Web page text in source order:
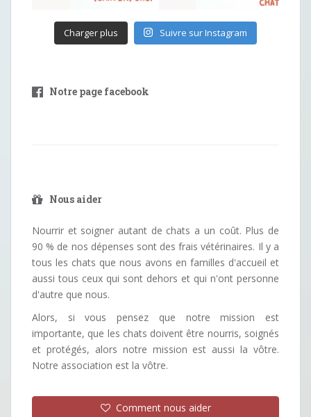
Charger plus Suivre sur Instagram
Notre page facebook
Nous aider
Nourrir et soigner autant de chats a un coût. Plus de
90 % de nos dépenses sont des frais vétérinaires. Il y a
tous les chats que nous avons en familles d'accueil et
aussi tous ceux qui sont dehors et qui n'ont personne
d'autre que nous.
Alors, si vous pensez que notre mission est
importante, que les chats doivent être nourris, soignés
et protégés, alors notre mission est aussi la vôtre.
Notre association est la vôtre.
Comment nous aider